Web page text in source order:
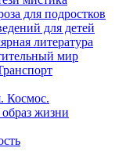
для подростков
для детей
литература
мир
Космос.
жизни